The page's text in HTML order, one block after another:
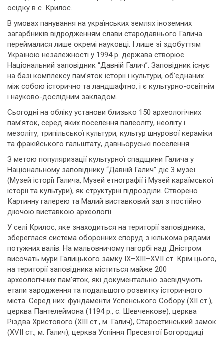
осідку в с. Крилос.
В умовах панування на українських землях іноземних
загарбників відродженням слави стародавнього Галича
переймалися лише окремі науковці. І лише зі здобуттям
Україною незалежності у 1994 р. держава створює
Національний заповідник “Давній Галич”. Заповідник існує
на базі комплексу пам’яток історії і культури, об’єднаних
між собою історично та ландшафтно, і є культурно-освітнім
і науково-дослідним закладом.
Сьогодні на обліку установи близько 150 археологічних
пам’яток, серед яких поселення палеоліту, неоліту і
мезоліту, трипільської культури, культур шнурової кераміки
та фракійського гальштату, давньоруські поселення.
З метою популяризації культурної спадщини Галича у
Національному заповіднику “Давній Галич” діє 3 музеї
(Музей історії Галича, Музей етнографії і Музей караїмської
історії та культури), як структурні підрозділи. Створено
Картинну галерею та Малий виставковий зал з постійно
діючою виставкою археології.
У селі Крилос, яке знаходиться на території заповідника,
збереглася система оборонних споруд з кількома рядами
потужних валів. На мальовничому пагорбі над Дністром
височать мури Галицького замку IX–ХІІІ–ХVІІ ст. Крім цього,
на території заповідника міститься майже 200
археологічних пам’яток, які документально засвідчують
етапи зародження та подальшого розвитку історичного
міста. Серед них: фундаменти Успенського Собору (ХІІ ст.),
церква Пантелеймона (1194 р., с. Шевченкове), церква
Різдва Христового (ХІІІ ст., м. Галич), Старостинський замок
(ХVІІ ст., м. Галич), церква Успіння Пресвятої Богородиці